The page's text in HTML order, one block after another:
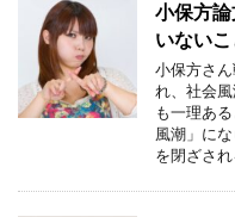
小保方
いない
小保方さ
れ、社会
も一理あ
風潮」に
を閉ざされ